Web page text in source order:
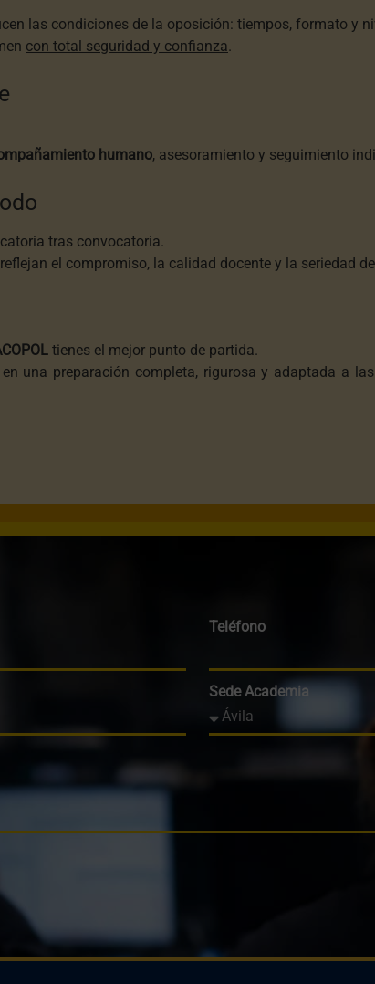
las condiciones de la oposición: tiempos, formato y
con total seguridad y confianza.
humano, asesoramiento y seguimiento
tras convocatoria.
el compromiso, la calidad docente y la seriedad
tienes el mejor punto de partida.
una preparación completa, rigurosa y adaptada a
Teléfono
Sede Academia